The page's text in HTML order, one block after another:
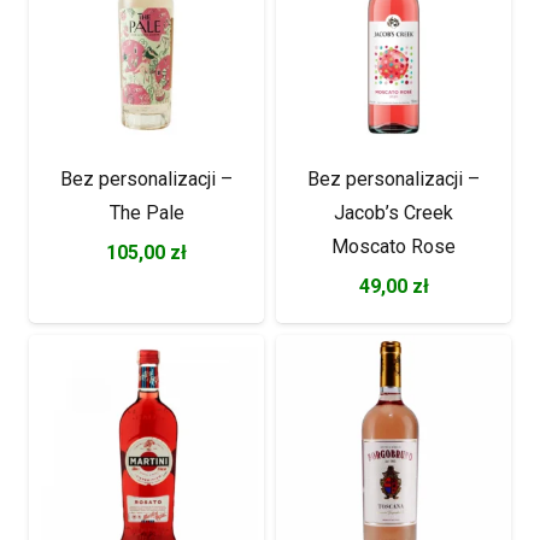
Bez personalizacji –
The Pale
105,00 zł
Bez personalizacji –
Jacob’s Creek
Moscato Rose
49,00 zł